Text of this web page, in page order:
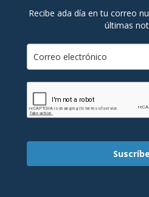
Recibe ada día en tu correo
últimas